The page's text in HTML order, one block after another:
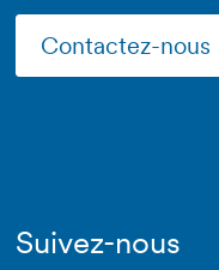
Contactez-nous
Suivez-nous